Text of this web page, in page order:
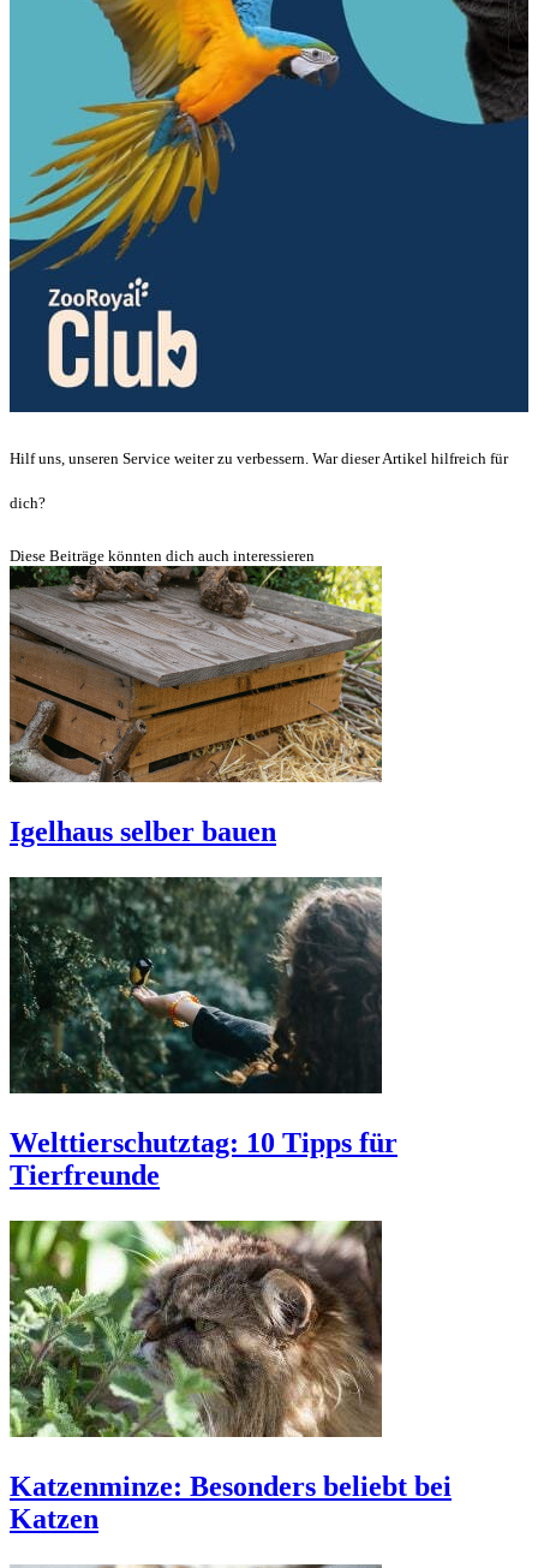
Hilf uns, unseren Service weiter zu verbessern. War dieser Artikel hilfreich für
dich?
Diese Beiträge könnten dich auch interessieren
Igelhaus selber bauen
Welttierschutztag: 10 Tipps für
Tierfreunde
Katzenminze: Besonders beliebt bei
Katzen